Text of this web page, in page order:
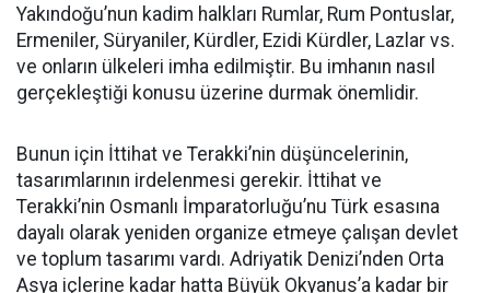
Yakındoğu’nun kadim halkları Rumlar, Rum Pontuslar,
Ermeniler, Süryaniler, Kürdler, Ezidi Kürdler, Lazlar vs.
ve onların ülkeleri imha edilmiştir. Bu imhanın nasıl
gerçekleştiği konusu üzerine durmak önemlidir.
Bunun için İttihat ve Terakki’nin düşüncelerinin,
tasarımlarının irdelenmesi gerekir. İttihat ve
Terakki’nin Osmanlı İmparatorluğu’nu Türk esasına
dayalı olarak yeniden organize etmeye çalışan devlet
ve toplum tasarımı vardı. Adriyatik Denizi’nden Orta
Asya içlerine kadar hatta Büyük Okyanus’a kadar bir